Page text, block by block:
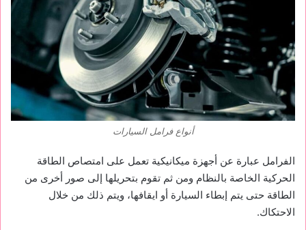
أنواع فرامل السيارات
الفرامل عبارة عن أجهزة ميكانيكية تعمل على امتصاص الطاقة
الحركية الخاصة بالنظام ومن ثم تقوم بتحريلها إلى صور أخرى من
الطاقة حتى يتم إبطاء السيارة أو ايقافها، ويتم ذلك من خلال
الاحتكاك.